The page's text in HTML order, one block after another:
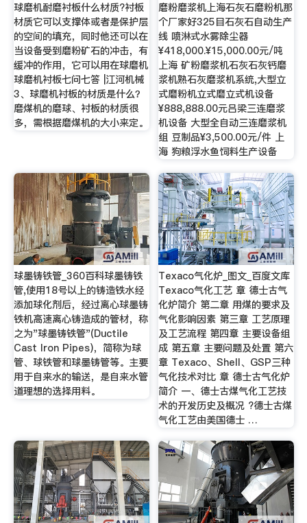
球磨机耐磨衬板什么材质?衬板
材质它可以支撑体或者是保护层
的空间的填充，同时他还可以在
当设备受到磨粉矿石的冲击，有
缓冲的作用，它可以用在球磨机
球磨机衬板七问七答 |江河机械
3、球磨机衬板的材质是什么？
磨煤机的磨球、衬板的材质很
多，需根据磨煤机的大小来定。
磨粉磨浆机上海石灰石磨粉机那
个厂家好325目石灰石自动生产
线 喷淋式水雾除尘器
¥418,000.¥15,000.00元/吨
上海 矿粉磨浆机石灰石灰钙磨
浆机熟石灰磨浆机系统,大型立
式磨粉机立式磨立式机设备
¥888,888.00元吕梁三连磨浆
机设备 大型全自动三连磨浆机
组 豆制品¥3,500.00元/件 上
海 狗粮浮水鱼饲料生产设备
球墨铸铁管_360百科球墨铸铁
管,使用18号以上的铸造铁水经
添加球化剂后，经过离心球墨铸
铁机高速离心铸造成的管材，称
之为"球墨铸铁管"(Ductile
Cast Iron Pipes)，简称为球
管、球铁管和球墨铸管等。主要
用于自来水的输送，是自来水管
道理想的选择用料。
Texaco气化炉_图文_百度文库
Texaco气化工艺 章 德士古气
化炉简介 第二章 用煤的要求及
气化影响因素 第三章 工艺原理
及工艺流程 第四章 主要设备组
成 第五章 主要问题及处置 第六
章 Texaco、Shell、GSP三种
气化技术对比 章 德士古气化炉
简介 一、德士古煤气化工艺技
术的开发历史及概况 ?德士古煤
气化工艺由美国德士 …